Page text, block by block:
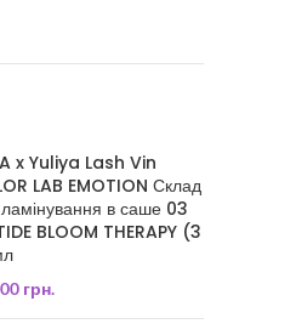
x Yuliya Lash Vin
LAB EMOTION Склад
в саше 03
BLOOM THERAPY (3
грн.